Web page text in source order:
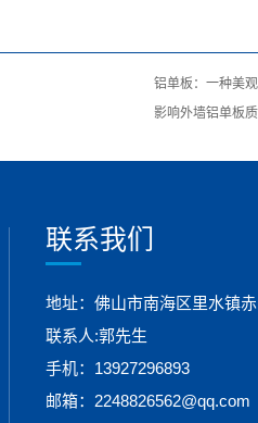
铝单板：一种美
影响外墙铝单板
联系我们
地址：佛山市南海区里水镇
联系人:郭先生
手机：13927296893
邮箱：2248826562@qq.com